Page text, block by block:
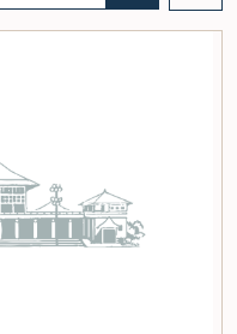
අතර සංසදයේ සාමාජික
මන්ත්‍රීවරුන් ද මෙම අවස්ථාවට
සඳහා අනුග්‍රාහකත්වය
Inclusive Impact)
සඳහා සහභාගීවීමට
18 – 35 අතර තරුණ තරුණියන්
ඔස්සේ අදාළ පෝරමය